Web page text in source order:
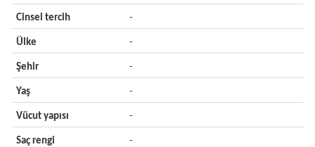
Cinsel tercih -
Ülke -
Şehir -
Yaş -
Vücut yapısı -
Saç rengi -